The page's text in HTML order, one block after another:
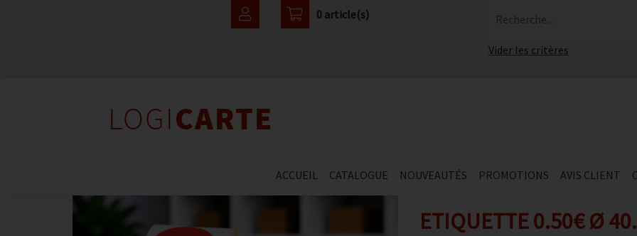
0 article(s) Recherche...
Vider les critères
ACCUEIL CATALOGUE NOUVEAUTÉS PROMOTIONS AVIS CLIENT
ETIQUETTE 0.50€ Ø